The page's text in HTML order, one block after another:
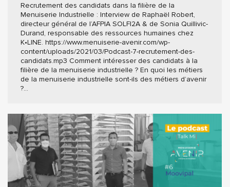
Recrutement des candidats dans la filière de la
Menuiserie Industrielle : Interview de Raphaël Robert,
directeur général de l’AFPIA SOLFI2A & de Sonia Quillivic-
Durand, responsable des ressources humaines chez
K•LINE. https://www.menuiserie-avenir.com/wp-
content/uploads/2021/03/Podcast-7-recrutement-des-
candidats.mp3 Comment intéresser des candidats à la
filière de la menuiserie industrielle ? En quoi les métiers
de la menuiserie industrielle sont-ils des métiers d’avenir
?…